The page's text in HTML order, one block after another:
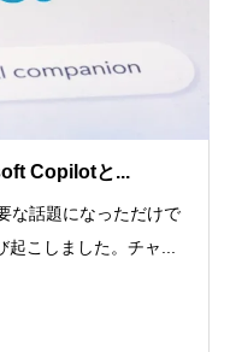
Copilotと...
な話題になっただけで
起こしました。チャ...